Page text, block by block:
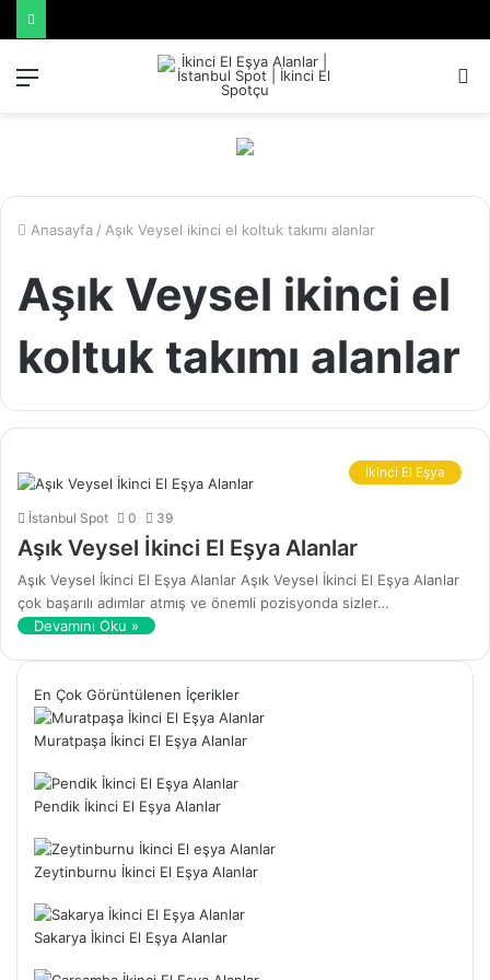
Anasayfa / Aşık Veysel ikinci el koltuk takımı alanlar
Aşık Veysel ikinci el
koltuk takımı alanlar
İkinci El Eşya
İstanbul Spot 0 39
Aşık Veysel İkinci El Eşya Alanlar
Aşık Veysel İkinci El Eşya Alanlar Aşık Veysel İkinci El Eşya Alanlar
çok başarılı adımlar atmış ve önemli pozisyonda sizler…
Devamını Oku »
En Çok Görüntülenen İçerikler
Muratpaşa İkinci El Eşya Alanlar
Pendik İkinci El Eşya Alanlar
Zeytinburnu İkinci El Eşya Alanlar
Sakarya İkinci El Eşya Alanlar